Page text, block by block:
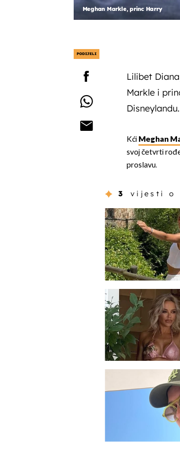
Meghan Markle, princ Harry
PODIJELI
Lilibet
Markle i
Disneylandu.
Kći Meghan
svoj četvrti
proslavu.
3 vijesti o